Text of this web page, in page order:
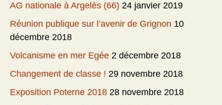
AG nationale à Argelès (66) 24 janvier 2019
Réunion publique sur l’avenir de Grignon 10
décembre 2018
Volcanisme en mer Egée 2 décembre 2018
Changement de classe ! 29 novembre 2018
Exposition Poterne 2018 28 novembre 2018